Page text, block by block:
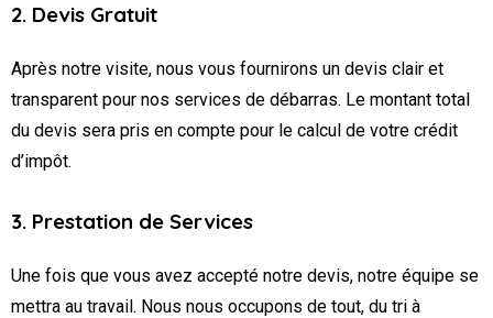
2. Devis Gratuit
Après notre visite, nous vous fournirons un devis clair et
transparent pour nos services de débarras. Le montant total
du devis sera pris en compte pour le calcul de votre crédit
d’impôt.
3. Prestation de Services
Une fois que vous avez accepté notre devis, notre équipe se
mettra au travail. Nous nous occupons de tout, du tri à